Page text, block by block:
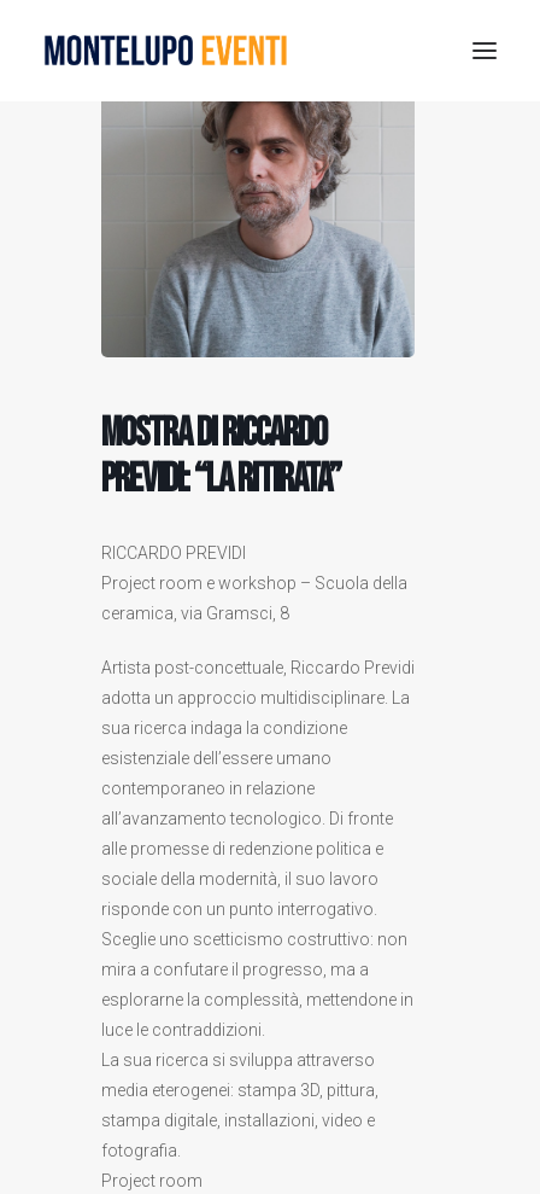
MONTELUPO SPORT DAYS 2026
MUSEO DELLA CERAMICA
Mostra di Riccardo
Previdi: “La Ritirata”
RICCARDO PREVIDI
Project room e workshop – Scuola della
ceramica, via Gramsci, 8
Artista post-concettuale, Riccardo Previdi
adotta un approccio multidisciplinare. La
sua ricerca indaga la condizione
esistenziale dell’essere umano
contemporaneo in relazione
all’avanzamento tecnologico. Di fronte
alle promesse di redenzione politica e
sociale della modernità, il suo lavoro
risponde con un punto interrogativo.
Sceglie uno scetticismo costruttivo: non
mira a confutare il progresso, ma a
esplorarne la complessità, mettendone in
luce le contraddizioni.
La sua ricerca si sviluppa attraverso
media eterogenei: stampa 3D, pittura,
stampa digitale, installazioni, video e
fotografia.
Project room